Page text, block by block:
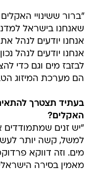
"ברור ששינויי
שאנחנו בישראל
אנחנו יודעים לנהל
אנחנו יודעים לנהל
לבזבז מים וגם כדי
הם מערכת המיזוג
בעתיד תצטרך
האקלים?
"יש זנים
למשל, קשה יותר
מים. וזה דווקא
מאמין בסירה